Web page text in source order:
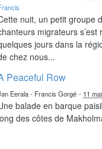
nuit, un petit groupe
migrateurs s’est
jours dans la
chez nous...
Peaceful Row
Eerala - Francis Gorgé - 11
balade en barque
des côtes de